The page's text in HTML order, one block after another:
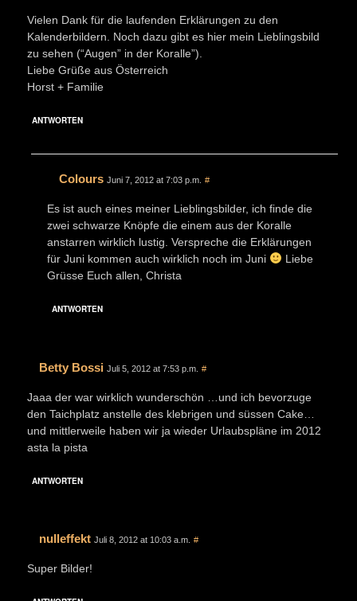
Vielen Dank für die laufenden Erklärungen zu den
Kalenderbildern. Noch dazu gibt es hier mein Lieblingsbild
zu sehen (“Augen” in der Koralle”).
Liebe Grüße aus Österreich
Horst + Familie
ANTWORTEN
Colours Juni 7, 2012 at 7:03 p.m. #
Es ist auch eines meiner Lieblingsbilder, ich finde die
zwei schwarze Knöpfe die einem aus der Koralle
anstarren wirklich lustig. Verspreche die Erklärungen
für Juni kommen auch wirklich noch im Juni
Liebe
Grüsse Euch allen, Christa
ANTWORTEN
Betty Bossi Juli 5, 2012 at 7:53 p.m. #
Jaaa der war wirklich wunderschön …und ich bevorzuge
den Taichplatz anstelle des klebrigen und süssen Cake…
und mittlerweile haben wir ja wieder Urlaubspläne im 2012
asta la pista
ANTWORTEN
nulleffekt Juli 8, 2012 at 10:03 a.m. #
Super Bilder!